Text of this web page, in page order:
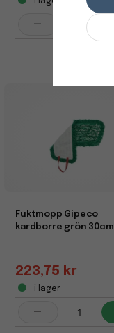
-
Fuktmopp Gipeco
kardborre grön 30cm
223,75 kr
i lager
-